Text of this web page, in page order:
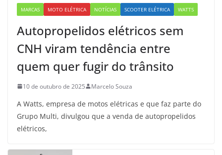
MARCAS MOTO ELÉTRICA NOTÍCIAS SCOOTER ELÉTRICA WATTS
Autopropelidos elétricos sem
CNH viram tendência entre
quem quer fugir do trânsito
10 de outubro de 2025 Marcelo Souza
A Watts, empresa de motos elétricas e que faz parte do
Grupo Multi, divulgou que a venda de autopropelidos
elétricos,